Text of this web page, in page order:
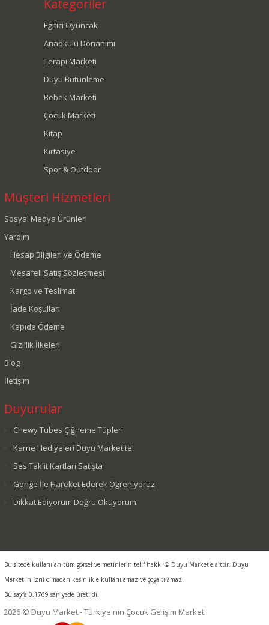
Kategoriler
Eğitici Oyuncak
Anaokulu Donanımı
Terapi Marketi
Duyu Bütünleme
Bebek Marketi
Çocuk Marketi
Kitap
Kırtasiye
Spor & Outdoor
Müşteri Hizmetleri
Sosyal Medya Ürünleri
Yardım
Hesap Bilgileri ve Ödeme
Mesafeli Satış Sözleşmesi
Kargo ve Teslimat
İade Koşulları
Kapıda Ödeme
Gizlilik İlkeleri
Blog
İletişim
Duyurular
Chewy Tubes Çiğneme Tüpleri
Karne Hediyeleri Duyu Market'te!
Ses Taklit Kartları Satışta
Gonge İle Hareket Ederek Öğreniyoruz
Dikkat Ediyorum Doğru Okuyorum
Bu sitede kullanılan tüm görsel ve metinlerin telif hakkı © Duyu Market'e aittir. Duyu
Market'in izni olmadan kesinlikle kullanılamaz ve çoğaltılamaz.
Bu sayfa 0.1769 saniyede üretildi.
2026 © Duyu Market - Türkiye'nin Çocuk Gelişim Marketi